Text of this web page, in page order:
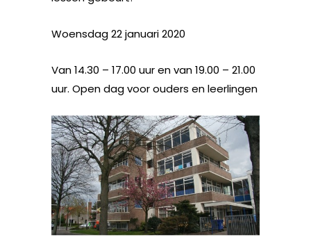
Woensdag 22 januari 2020
Van 14.30 – 17.00 uur en van 19.00 – 21.00
uur. Open dag voor ouders en leerlingen